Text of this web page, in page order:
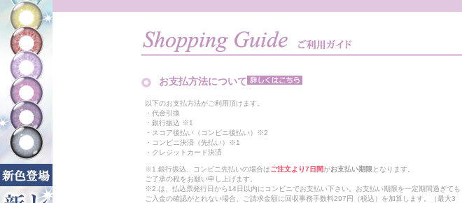
お支払方法について
以下のお支払方法がご利用頂けます。
・代金引換
・銀行振込 ※1
・スコア後払い（コンビニ後払い）※2
・コンビニ決済（先払い）※1
・クレジットカード決済
※1.銀行振込、コンビニ先払いの場合はご注文より7日間がお支払い期限 となります。
ご了承の程をお願い申し上げます。
※2.は、払込票発行日から14日以内にコンビニでお支払い下さい。お支払い期限を一定期間過ぎても
ご入金の確認がとれない場合、ご請求金額に回収事務手数料297円（税込）を加算します。（最大3